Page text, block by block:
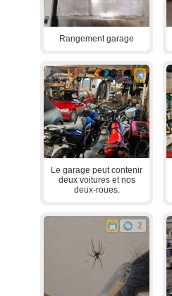
Rangement garage
Le garage peut contenir
deux voitures et nos
deux-roues.
2